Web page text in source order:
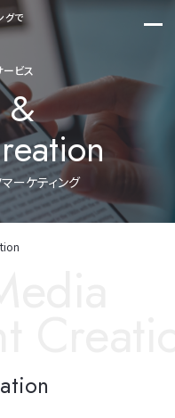
グで
ービス
&
reation
ーケティング